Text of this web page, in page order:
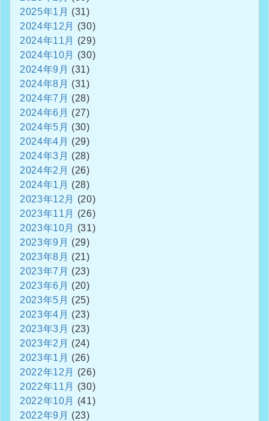
2025年1月 (31)
2024年12月
(30)
2024年11月
(29)
2024年10月
(30)
2024年9月 (31)
2024年8月 (31)
2024年7月 (28)
2024年6月 (27)
2024年5月 (30)
2024年4月 (29)
2024年3月 (28)
2024年2月 (26)
2024年1月 (28)
2023年12月
(20)
2023年11月
(26)
2023年10月
(31)
2023年9月 (29)
2023年8月 (21)
2023年7月 (23)
2023年6月 (20)
2023年5月 (25)
2023年4月 (23)
2023年3月 (23)
2023年2月 (24)
2023年1月 (26)
2022年12月
(26)
2022年11月
(30)
2022年10月
(41)
2022年9月 (23)